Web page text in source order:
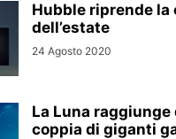
Hubble riprende la
dell’estate
24 Agosto 2020
La Luna raggiunge
coppia di giganti